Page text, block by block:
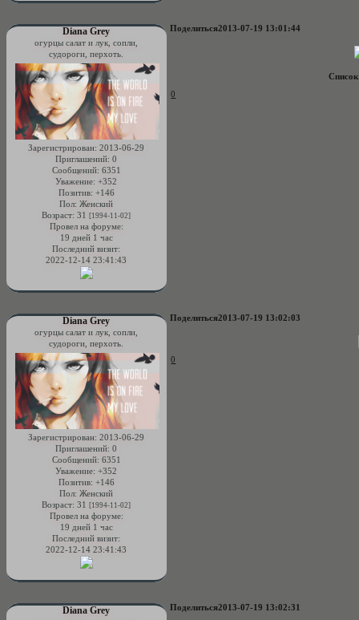
Поделиться2013-07-19 13:01:44
Diana Grey
огурцы салат и лук, сопли,
судороги, перхоть.
Зарегистрирован: 2013-06-29
Приглашений: 0
Сообщений: 6351
Уважение: +352
Позитив: +146
Пол: Женский
Возраст: 31[1994-11-02]
Провел на форуме:
19 дней 1 час
Последний визит:
2022-12-14 23:41:43
Список
0
Поделиться2013-07-19 13:02:03
Diana Grey
огурцы салат и лук, сопли,
судороги, перхоть.
Зарегистрирован: 2013-06-29
Приглашений: 0
Сообщений: 6351
Уважение: +352
Позитив: +146
Пол: Женский
Возраст: 31[1994-11-02]
Провел на форуме:
19 дней 1 час
Последний визит:
2022-12-14 23:41:43
0
Поделиться2013-07-19 13:02:31
Diana Grey